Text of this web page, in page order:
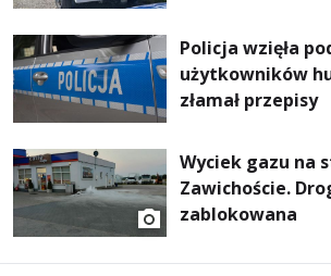
Policja wzięła
użytkowników
złamał przepisy
Wyciek gazu na
Zawichoście.
zablokowana